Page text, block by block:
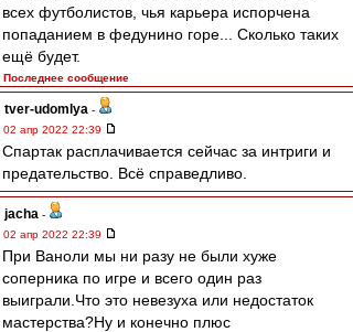
всех футболистов, чья карьера испорчена
попаданием в федунино горе... Сколько таких
ещё будет.
Последнее сообщение
tver-udomlya -
02 апр 2022 22:39
Спартак расплачивается сейчас за интриги и
предательство. Всё справедливо.
jacha -
02 апр 2022 22:39
При Ваноли мы ни разу не были хуже
соперника по игре и всего один раз
выиграли.Что это невезуха или недостаток
мастерства?Ну и конечно плюс